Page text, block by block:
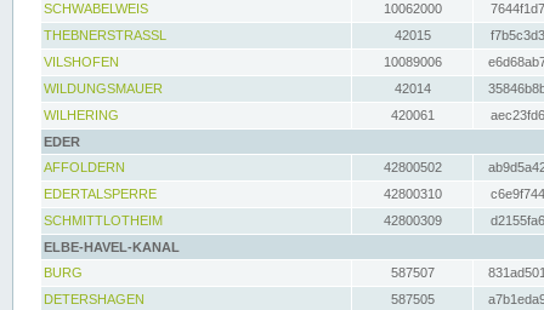
SCHWABELWEIS
10062000
THEBNERSTRASSL
42015
VILSHOFEN
10089006
WILDUNGSMAUER
42014
WILHERING
420061
EDER
AFFOLDERN
42800502
EDERTALSPERRE
42800310
SCHMITTLOTHEIM
42800309
ELBE-HAVEL-KANAL
BURG
587507
DETERSHAGEN
587505